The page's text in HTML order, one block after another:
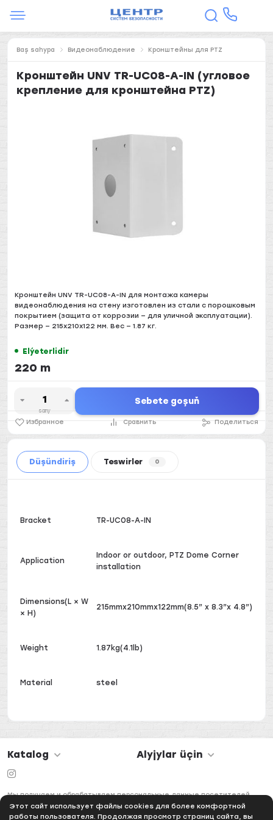
Этот сайт использует файлы cookies для более комфортной
работы пользователя. Продолжая просмотр страниц сайта, вы
Baş sahypa Видеонаблюдение Кронштейны для PTZ
Кронштейн UNV TR-UC08-A-IN (угловое
крепление для кронштейна PTZ)
Кронштейн UNV TR-UC08-A-IN для монтажа камеры
видеонаблюдения на стену изготовлен из стали с порошковым
покрытием (защита от коррозии — для уличной эксплуатации).
Размер — 215x210x122 мм. Вес — 1.87 кг.
Elýeterlidir
220 m
sany
Sebete goşuň
Избранное Сравнить Поделиться
Düşündiriş Teswirler 0
Bracket TR-UC08-A-IN
Application
Indoor or outdoor, PTZ Dome Corner
installation
Dimensions(L × W
× H)
215mmx210mmx122mm(8.5” x 8.3”x 4.8”)
Weight 1.87kg(4.1lb)
Material steel
Katalog Alyjylar üçin
Мы получаем и обрабатываем персональные данные посетителей
нашего сайта в соответствии с официальной политикой